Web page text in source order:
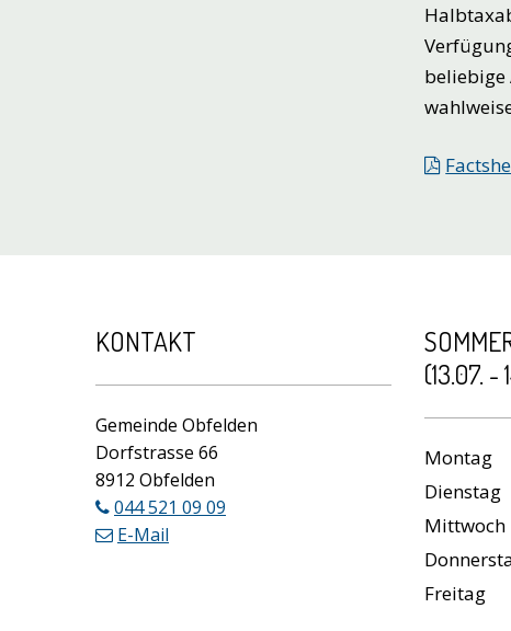
beliebige
KONTAKT
Gemeinde Obfelden
Dorfstrasse 66
8912 Obfelden
044 521 09 09
E-Mail
(13.07. -
Wochentag
Montag
Dienstag
Mittwoch
Freitag